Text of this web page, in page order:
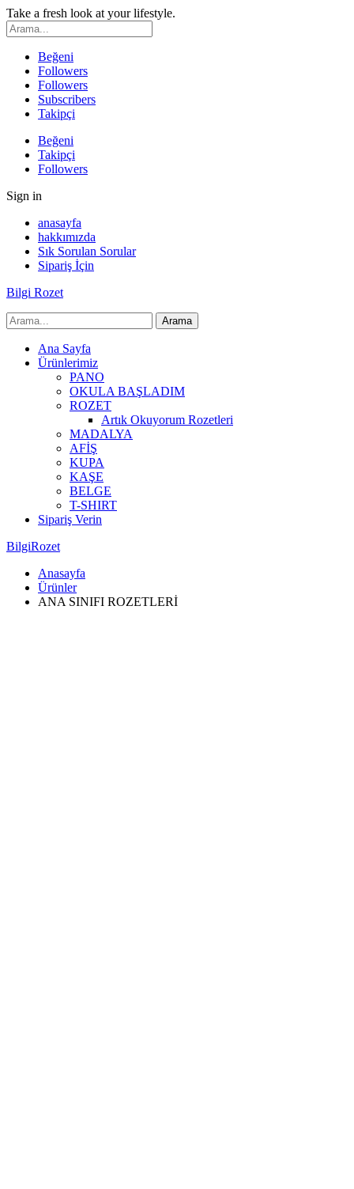
Take a fresh look at your lifestyle.
Beğeni
Followers
Followers
Subscribers
Takipçi
Beğeni
Takipçi
Followers
Sign in
anasayfa
hakkımızda
Sık Sorulan Sorular
Sipariş İçin
Bilgi Rozet
Ana Sayfa
Ürünlerimiz
PANO
OKULA BAŞLADIM
ROZET
Artık Okuyorum Rozetleri
MADALYA
AFİŞ
KUPA
KAŞE
BELGE
T-SHIRT
Sipariş Verin
BilgiRozet
Anasayfa
Ürünler
ANA SINIFI ROZETLERİ